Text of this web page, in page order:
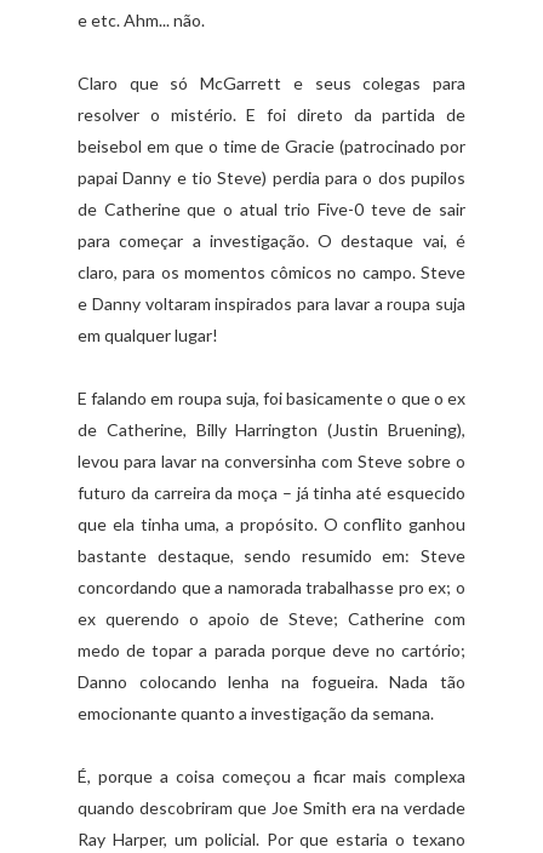
e etc. Ahm... não.
Claro que só McGarrett e seus colegas para
resolver o mistério. E foi direto da partida de
beisebol em que o time de Gracie (patrocinado por
papai Danny e tio Steve) perdia para o dos pupilos
de Catherine que o atual trio Five-0 teve de sair
para começar a investigação. O destaque vai, é
claro, para os momentos cômicos no campo. Steve
e Danny voltaram inspirados para lavar a roupa suja
em qualquer lugar!
E falando em roupa suja, foi basicamente o que o ex
de Catherine, Billy Harrington (Justin Bruening),
levou para lavar na conversinha com Steve sobre o
futuro da carreira da moça – já tinha até esquecido
que ela tinha uma, a propósito. O conflito ganhou
bastante destaque, sendo resumido em: Steve
concordando que a namorada trabalhasse pro ex; o
ex querendo o apoio de Steve; Catherine com
medo de topar a parada porque deve no cartório;
Danno colocando lenha na fogueira. Nada tão
emocionante quanto a investigação da semana.
É, porque a coisa começou a ficar mais complexa
quando descobriram que Joe Smith era na verdade
Ray Harper, um policial. Por que estaria o texano